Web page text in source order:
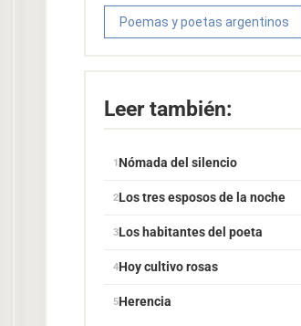
Poemas y poetas argentinos
Leer también:
Nómada del silencio
Los tres esposos de la noche
Los habitantes del poeta
Hoy cultivo rosas
Herencia